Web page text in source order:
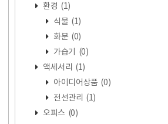
환경 (1)
식물 (1)
화분 (0)
가습기
(0)
액세서리 (1)
아이디어상품 (0)
전선관리 (1)
오피스 (0)